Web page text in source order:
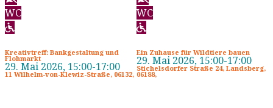
WC
Kreativtreff: Bankgestaltung und
Flohmarkt
29. Mai 2026, 15:00-17:00
11 Wilhelm-von-Klewiz-Straße, 06132,
WC
Ein Zuhause für Wildtiere bauen
29. Mai 2026, 15:00-17:00
Stichelsdorfer Straße 24, Landsberg,
06188,